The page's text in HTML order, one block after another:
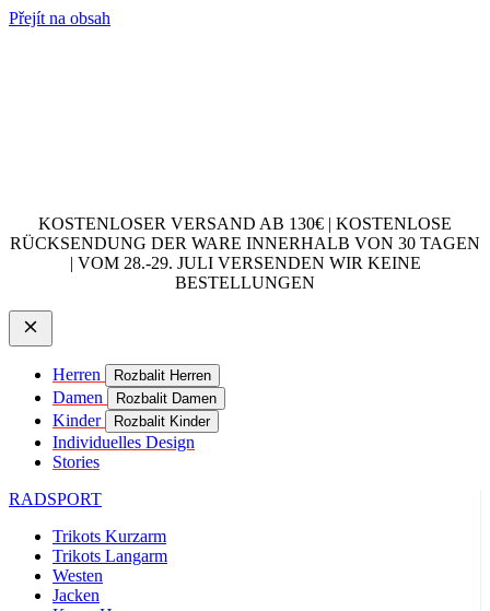
Přejít na obsah
KOSTENLOSER VERSAND AB 130€ | KOSTENLOSE
RÜCKSENDUNG DER WARE INNERHALB VON 30 TAGEN
| VOM 28.-29. JULI VERSENDEN WIR KEINE
BESTELLUNGEN
Herren Rozbalit Herren
Damen Rozbalit Damen
Kinder Rozbalit Kinder
Individuelles Design
Stories
RADSPORT
Trikots Kurzarm
Trikots Langarm
Westen
Jacken